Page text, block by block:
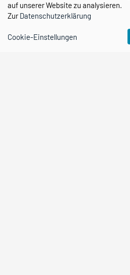
Wissenschaftshafen
transPORT
auf unserer Website zu analysieren.
ZurDatenschutzerklärung
Cookie-Einstellungen